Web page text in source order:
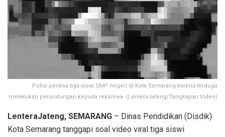
Polisi periksa tiga siswi SMP negeri di Kota Semarang karena terduga
melakukan perundungan kepada rekannya. (LenteraJateng/Tangkapan Video)
LenteraJateng, SEMARANG – Dinas Pendidikan (Disdik)
Kota Semarang tanggapi soal video viral tiga siswi